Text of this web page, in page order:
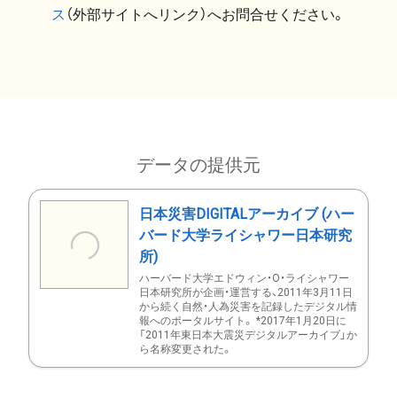
ス （外部サイトへリンク）へお問合せください。
データの提供元
日本災害DIGITALアーカイブ (ハー
バード大学ライシャワー日本研究
所)
ハーバード大学エドウィン・O・ライシャワー
日本研究所が企画・運営する、2011年3月11日
から続く自然・人為災害を記録したデジタル情
報へのポータルサイト。 *2017年1月20日に
「2011年東日本大震災デジタルアーカイブ」か
ら名称変更された。